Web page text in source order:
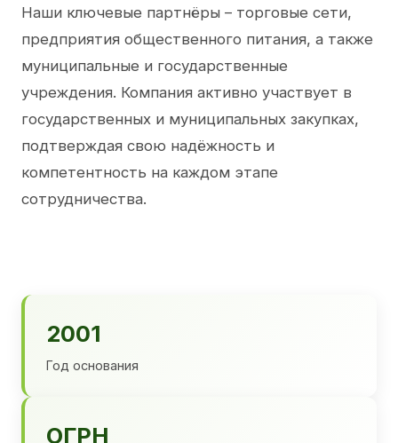
Наши ключевые партнёры – торговые сети,
предприятия общественного питания, а также
муниципальные и государственные
учреждения. Компания активно участвует в
государственных и муниципальных закупках,
подтверждая свою надёжность и
компетентность на каждом этапе
сотрудничества.
2001
Год основания
ОГРН